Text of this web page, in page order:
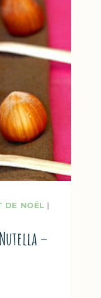
DE NOËL |
–